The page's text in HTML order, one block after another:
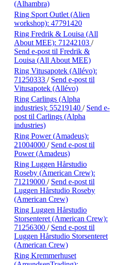
(Alhambra)
Ring Sport Outlet (Alien
workshop): 47791420
Ring Fredrik & Louisa (All
About MEE): 71242103 /
Send e-post til Fredrik &
Louisa (All About MEE)
Ring Vitusapotek (Allévo):
71250333 / Send e-post til
Vitusapotek (Allévo)
Ring Carlings (Alpha
industries): 55219140 / Send e-
post til Carlings (Alpha
industries)
Ring Power (Amadeus):
21004000 / Send e-post til
Power (Amadeus)
Ring Luggen Hårstudio
Roseby (American Crew):
71219000 / Send e-post til
Luggen Hårstudio Roseby
(American Crew)
Ring Luggen Hårstudio
Storsenteret (American Crew):
71256300 / Send e-post til
Luggen Hårstudio Storsenteret
(American Crew)
Ring Kremmerhuset